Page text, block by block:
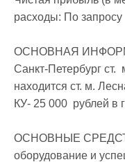
расходы: По запросу
ОСНОВНАЯ ИНФОРМАЦИЯ
Санкт-Петербург ст.  м. Лесная Возраст
находится ст. м.
КУ- 25 000  рублей в
ОСНОВНЫЕ СРЕДСТВА Средства
оборудование и успешного